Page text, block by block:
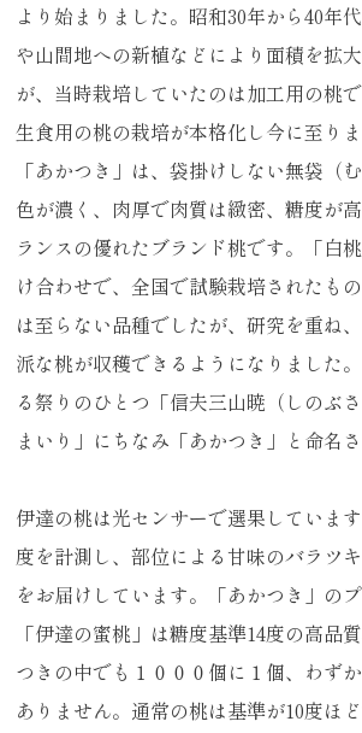
より始まりました。昭和30年から40年
や山間地への新植などにより面積を拡
が、当時栽培していたのは加工用の桃
生食用の桃の栽培が本格化し今に至り
「あかつき」は、袋掛けしない無袋（
色が濃く、肉厚で肉質は緻密、糖度が
ランスの優れたブランド桃です。「白
け合わせで、全国で試験栽培されたも
は至らない品種でしたが、研究を重ね
派な桃が収穫できるようになりました
る祭りのひとつ「信夫三山暁（しのぶ
まいり」にちなみ「あかつき」と命名さ
伊達の桃は光センサーで選果していま
度を計測し、部位による甘味のバラツ
をお届けしています。「あかつき」の
「伊達の蜜桃」は糖度基準14度の高品
つきの中でも１０００個に１個、わず
ありません。通常の桃は基準が10度ほ